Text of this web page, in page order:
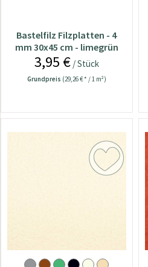
Bastelfilz Filzplatten - 4
mm 30x45 cm - limegrün
3,95 €/ Stück
Grundpreis (29,26 € * / 1 m²)